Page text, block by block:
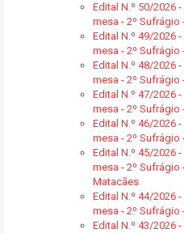
Edital N.º 50/2026
mesa - 2º Sufrágio
Edital N.º 49/2026
mesa - 2º Sufrágio
Edital N.º 48/2026
mesa - 2º Sufrágio
Edital N.º 47/2026
mesa - 2º Sufrágio
Edital N.º 46/2026
mesa - 2º Sufrágio
Edital N.º 45/2026
mesa - 2º Sufrágio
Matacães
Edital N.º 44/2026
mesa - 2º Sufrágio
Edital N.º 43/2026